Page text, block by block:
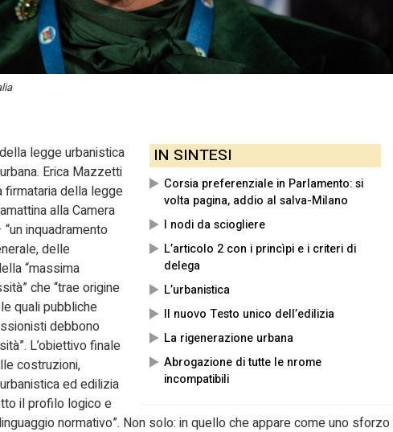
IN SINTESI
Corsia preferenziale in Parlamento: si
volta pagina, addio al salva-Milano
I nodi da sciogliere
L’articolo 2 con i princìpi e i criteri di
delega
L’urbanistica
Il nuovo Testo unico dell’edilizia
La rigenerazione urbana
Abrogazione di tutte le nrome
incompatibili
legge urbanistica
Erica Mazzetti
firmataria della legge
alla Camera
inquadramento
delle
“massima
che “trae origine
quali pubbliche
debbono
L’obiettivo finale
costruzioni,
ed edilizia
il profilo logico e
normativo”. Non solo: in quello che appare come uno sforzo